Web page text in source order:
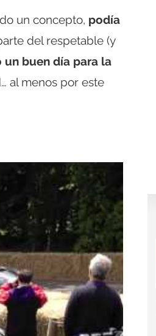
un concepto, podía
del respetable (y
un buen día para la
al menos por este